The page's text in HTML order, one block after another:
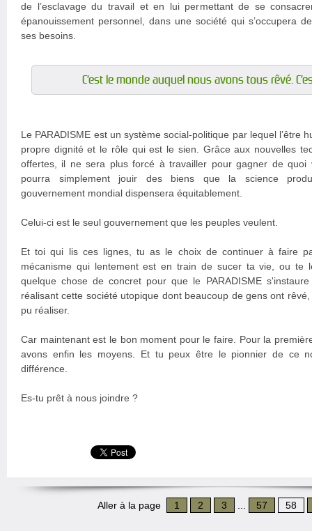
de l’esclavage du travail et en lui permettant de se
épanouissement personnel, dans une société qui s’occupera
ses besoins.
C’est le monde auquel nous avons tous rêvé.
Le PARADISME est un système social-politique par lequel l’être
propre dignité et le rôle qui est le sien. Grâce aux nouvelles
offertes, il ne sera plus forcé à travailler pour gagner de quoi
pourra simplement jouir des biens que la science
gouvernement mondial dispensera équitablement.
Celui-ci est le seul gouvernement que les peuples veulent.
Et toi qui lis ces lignes, tu as le choix de continuer à faire
mécanisme qui lentement est en train de sucer ta vie, ou te
quelque chose de concret pour que le PARADISME
réalisant cette société utopique dont beaucoup de gens ont
pu réaliser.
Car maintenant est le bon moment pour le faire. Pour la
avons enfin les moyens. Et tu peux être le pionnier de ce
différence.
Es-tu prêt à nous joindre ?
Aller à la page 1 2 3 57 58